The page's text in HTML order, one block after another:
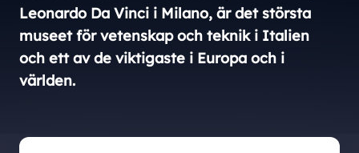
Leonardo Da Vinci i Milano, är det största
museet för vetenskap och teknik i Italien
och ett av de viktigaste i Europa och i
världen.